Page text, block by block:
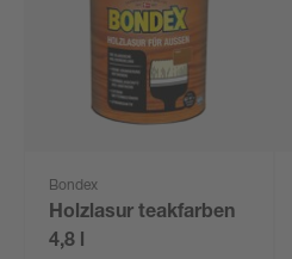
Bondex
Holzlasur teakfarben
4,8 l